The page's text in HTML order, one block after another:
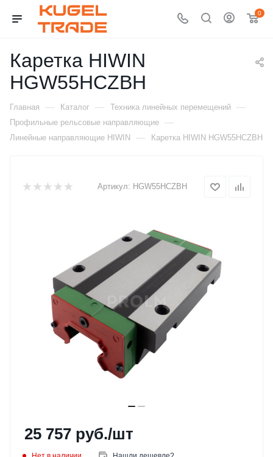
0
Каретка HIWIN
HGW55HCZBH
Главная — Каталог — Техника линейных перемещений —
Профильные рельсовые направляющие —
Линейные направляющие HIWIN — Каретка HIWIN HGW55HCZBH
Артикул: HGW55HCZBH
25 757 руб./шт